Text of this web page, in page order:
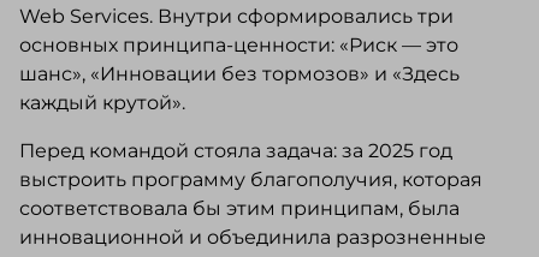
Web Services. Внутри сформировались три
основных принципа-ценности: «Риск — это
шанс», «Инновации без тормозов» и «Здесь
каждый крутой».
Перед командой стояла задача: за 2025 год
выстроить программу благополучия, которая
соответствовала бы этим принципам, была
инновационной и объединила разрозненные